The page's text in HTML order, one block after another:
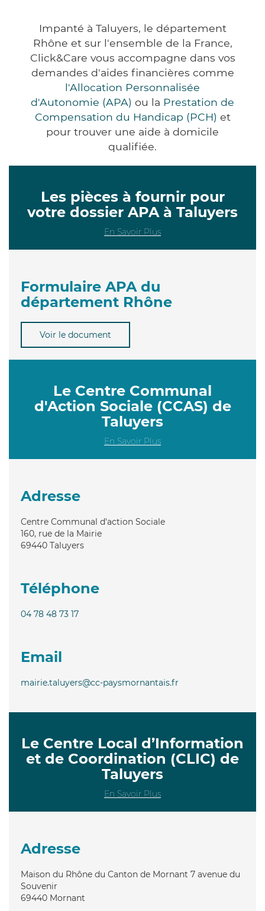
Impanté à Taluyers, le département
Rhône et sur l'ensemble de la France,
Click&Care vous accompagne dans vos
demandes d'aides financières comme
l'Allocation Personnalisée
d'Autonomie (APA) ou la Prestation de
Compensation du Handicap (PCH) et
pour trouver une aide à domicile
qualifiée.
Les pièces à fournir pour
votre dossier APA à Taluyers
En Savoir Plus
Formulaire APA du
département Rhône
Voir le document
Le Centre Communal
d'Action Sociale (CCAS) de
Taluyers
En Savoir Plus
Adresse
Centre Communal d'action Sociale
160, rue de la Mairie
69440 Taluyers
Téléphone
04 78 48 73 17
Email
mairie.taluyers@cc-paysmornantais.fr
Le Centre Local d’Information
et de Coordination (CLIC) de
Taluyers
En Savoir Plus
Adresse
Maison du Rhône du Canton de Mornant 7 avenue du
Souvenir
69440 Mornant